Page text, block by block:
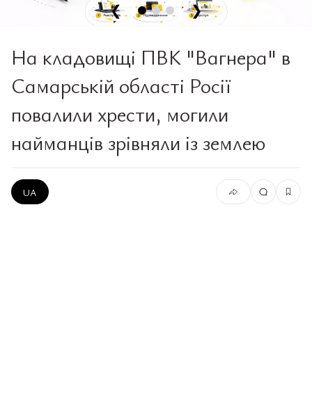
❮ ❯
На кладовищі ПВК "Вагнера" ​​в
Самарській області Росії
повалили хрести, могили
найманців зрівняли із землею
UA